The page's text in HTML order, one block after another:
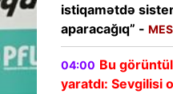
istiqamətdə
aparacağıq” -
04:00 Bu
yaratdı: Sevgilisi